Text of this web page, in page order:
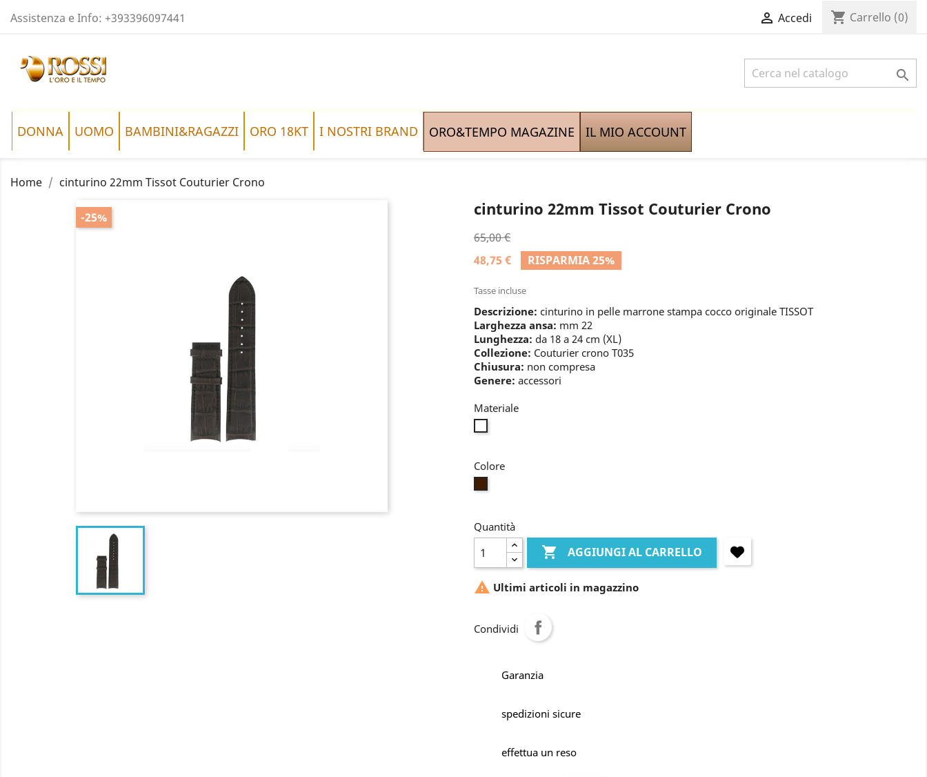
Assistenza e Info: +393396097441  Accedi shopping_cart Carrello (0)

DONNA UOMO BAMBINI&RAGAZZI ORO 18KT I NOSTRI BRAND ORO&TEMPO MAGAZINE IL MIO ACCOUNT
Home cinturino 22mm Tissot Couturier Crono
-25% cinturino 22mm Tissot Couturier Crono
65,00 €
48,75 €
RISPARMIA 25%
Tasse incluse
Descrizione: cinturino in pelle marrone stampa cocco originale TISSOT
Larghezza ansa: mm 22
Lunghezza: da 18 a 24 cm (XL)
Collezione: Couturier crono T035
Chiusura: non compresa
Genere: accessori
Materiale
Colore
Quantità
 AGGIUNGI AL CARRELLO
 Ultimi articoli in magazzino
Condividi
Garanzia
spedizioni sicure
effettua un reso